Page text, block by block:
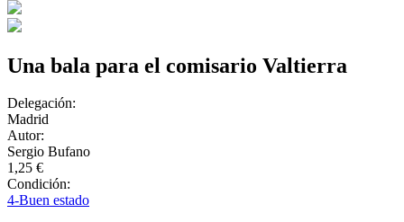
Una bala para el comisario Valtierra
Delegación:
Madrid
Autor:
Sergio Bufano
1,25 €
Condición:
4-Buen estado